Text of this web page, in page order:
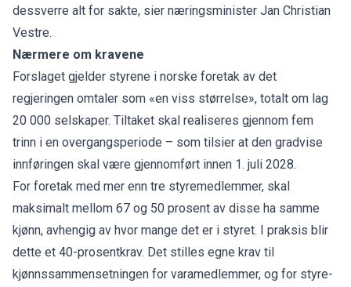
dessverre alt for sakte, sier næringsminister Jan Christian
Vestre.
Nærmere om kravene
Forslaget gjelder styrene i norske foretak av det
regjeringen omtaler som «en viss størrelse», totalt om lag
20 000 selskaper. Tiltaket skal realiseres gjennom fem
trinn i en overgangsperiode – som tilsier at den gradvise
innføringen skal være gjennomført innen 1. juli 2028.
For foretak med mer enn tre styremedlemmer, skal
maksimalt mellom 67 og 50 prosent av disse ha samme
kjønn, avhengig av hvor mange det er i styret. I praksis blir
dette et 40-prosentkrav. Det stilles egne krav til
kjønnssammensetningen for varamedlemmer, og for styre-